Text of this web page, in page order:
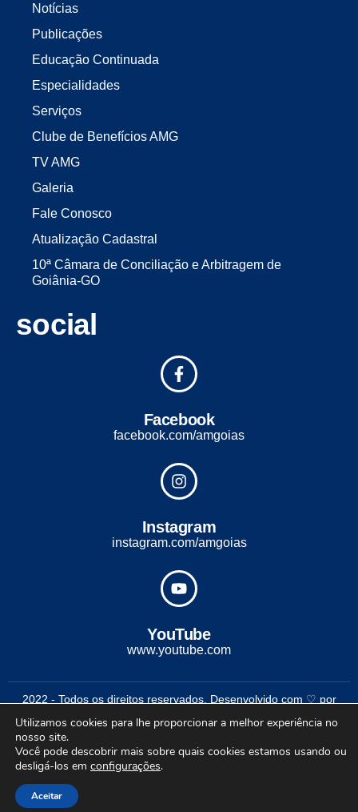
Notícias
Publicações
Educação Continuada
Especialidades
Serviços
Clube de Benefícios AMG
TV AMG
Galeria
Fale Conosco
Atualização Cadastral
10ª Câmara de Conciliação e Arbitragem de
Goiânia-GO
social
Facebook
facebook.com/amgoias
Instagram
instagram.com/amgoias
YouTube
www.youtube.com
2022 - Todos os direitos reservados. Desenvolvido com ♡ por
Conexão Soluções Corporativas
Utilizamos cookies para lhe proporcionar a melhor experiência no
nosso site.
Você pode descobrir mais sobre quais cookies estamos usando ou
desligá-los em configurações.
Aceitar